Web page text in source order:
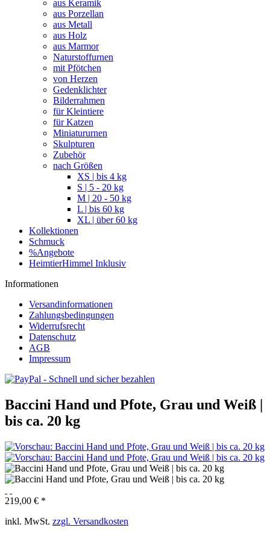
aus Keramik
aus Porzellan
aus Metall
aus Holz
aus Marmor
Naturstoffurnen
mit Pfötchen
von Herzen
Gedenklichter
Bilderrahmen
für Kleintiere
für Katzen
Miniatururnen
Skulpturen
Zubehör
nach Größen
XS | bis 4 kg
S | 5 - 20 kg
M | 20 - 50 kg
L | bis 60 kg
XL | über 60 kg
Kollektionen
Schmuck
%Angebote
HeimtierHimmel Inklusiv
Informationen
Versandinformationen
Zahlungsbedingungen
Widerrufsrecht
Datenschutz
AGB
Impressum
Baccini Hand und Pfote, Grau und Weiß |
bis ca. 20 kg
219,00 € *
inkl. MwSt. zzgl. Versandkosten